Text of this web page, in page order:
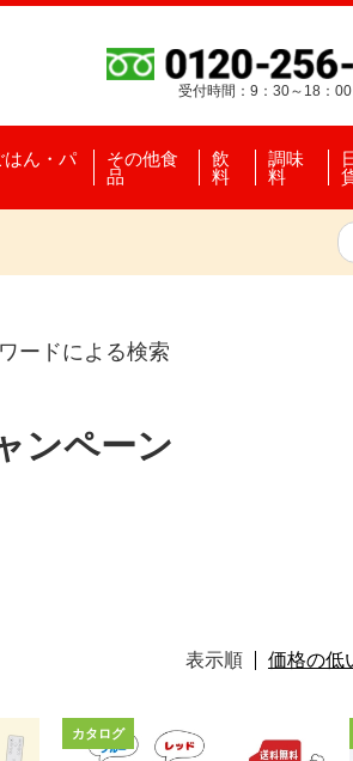
受付時間：9：30～18：00
はん・パ
その他食
品
飲
料
調味
料
ードによる検索
ンペーン
表示順 価格の低